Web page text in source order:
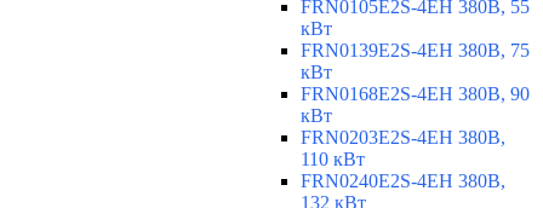
FRN0105E2S-4EH 380В, 55
кВт
FRN0139E2S-4EH 380В, 75
кВт
FRN0168E2S-4EH 380В, 90
кВт
FRN0203E2S-4EH 380В,
110 кВт
FRN0240E2S-4EH 380В,
132 кВт